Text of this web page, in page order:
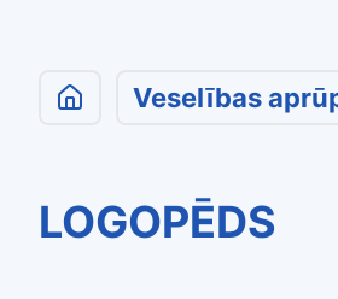
Veselības
LOGOPĒDS